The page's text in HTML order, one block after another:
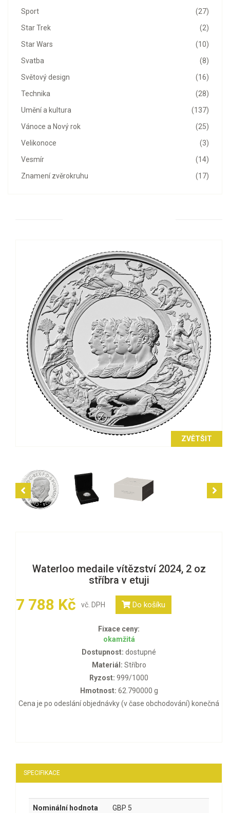
(27)
Sport
(2)
Star Trek
(10)
Star Wars
(8)
Svatba
(16)
Světový design
(28)
Technika
(137)
Umění a kultura
(25)
Vánoce a Nový rok
(3)
Velikonoce
(14)
Vesmír
(17)
Znamení zvěrokruhu
ZVĚTŠIT
Waterloo medaile vítězství 2024, 2 oz
stříbra v etuji
7 788 Kč vč. DPH Do košíku
Fixace ceny:
okamžitá
Dostupnost: dostupné
Materiál: Stříbro
Ryzost: 999/1000
Hmotnost: 62.790000 g
Cena je po odeslání objednávky (v čase obchodování) konečná
SPECIFIKACE
Nominální hodnota GBP 5